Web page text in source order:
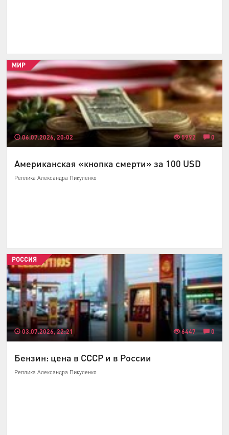
06.07.2026, 20:02 5992 0
МИР
Американская «кнопка смерти» за 100 USD
Реплика Александра Пикуленко
03.07.2026, 22:21 6447 0
РОССИЯ
Бензин: цена в СССР и в России
Реплика Александра Пикуленко